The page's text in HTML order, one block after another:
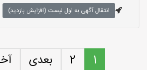
انتقال آگهی به اول لیست (افزایش بازدید)
1
2 بعدی